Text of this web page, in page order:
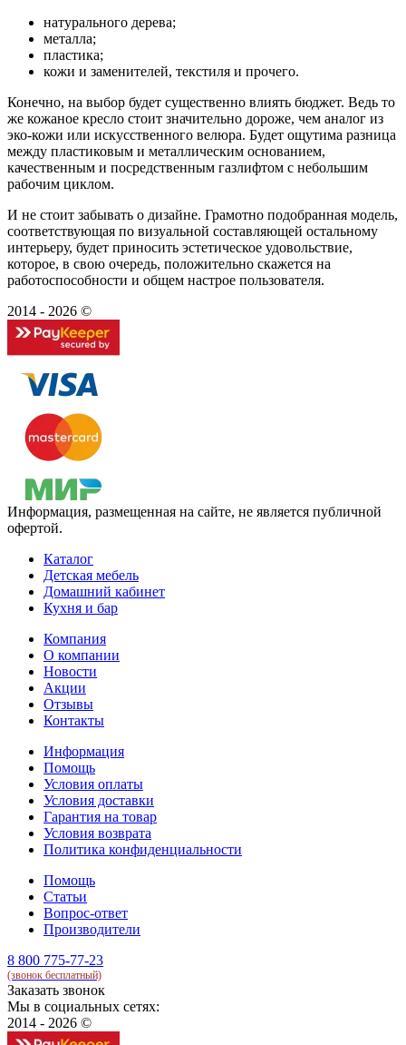
натурального дерева;
металла;
пластика;
кожи и заменителей, текстиля и прочего.
Конечно, на выбор будет существенно влиять бюджет. Ведь то
же кожаное кресло стоит значительно дороже, чем аналог из
эко-кожи или искусственного велюра. Будет ощутима разница
между пластиковым и металлическим основанием,
качественным и посредственным газлифтом с небольшим
рабочим циклом.
И не стоит забывать о дизайне. Грамотно подобранная модель,
соответствующая по визуальной составляющей остальному
интерьеру, будет приносить эстетическое удовольствие,
которое, в свою очередь, положительно скажется на
работоспособности и общем настрое пользователя.
2014 - 2026 ©
Информация, размещенная на сайте, не является публичной
офертой.
Каталог
Детская мебель
Домашний кабинет
Кухня и бар
Компания
О компании
Новости
Акции
Отзывы
Контакты
Информация
Помощь
Условия оплаты
Условия доставки
Гарантия на товар
Условия возврата
Политика конфиденциальности
Помощь
Статьи
Вопрос-ответ
Производители
8 800 775-77-23
(звонок бесплатный)
Заказать звонок
Мы в социальных сетях:
2014 - 2026 ©